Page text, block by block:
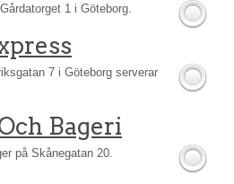
1 i Göteborg.
7 i Göteborg serverar
Bageri
på Skånegatan 20.